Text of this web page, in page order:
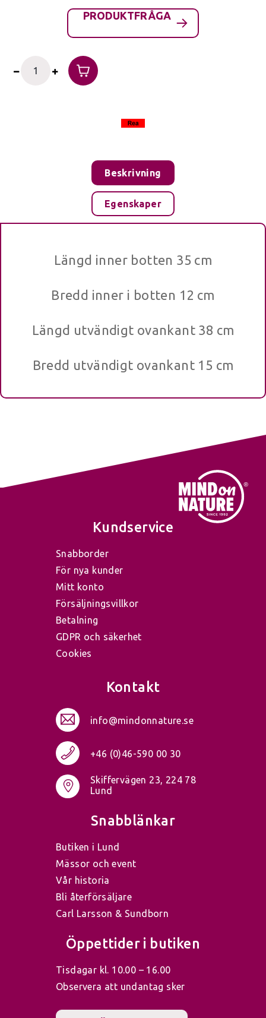
PRODUKTFRÅGA
Beskrivning
Egenskaper
Längd inner botten 35 cm
Bredd inner i botten 12 cm
Längd utvändigt ovankant 38 cm
Bredd utvändigt ovankant 15 cm
Kundservice
Snabborder
För nya kunder
Mitt konto
Försäljningsvillkor
Betalning
GDPR och säkerhet
Cookies
Kontakt
info@mindonnature.se
+46 (0)46-590 00 30
Skiffervägen 23, 224 78
Lund
Snabblänkar
Butiken i Lund
Mässor och event
Vår historia
Bli återförsäljare
Carl Larsson & Sundborn
Öppettider i butiken
Tisdagar kl. 10.00 – 16.00
Observera att undantag sker